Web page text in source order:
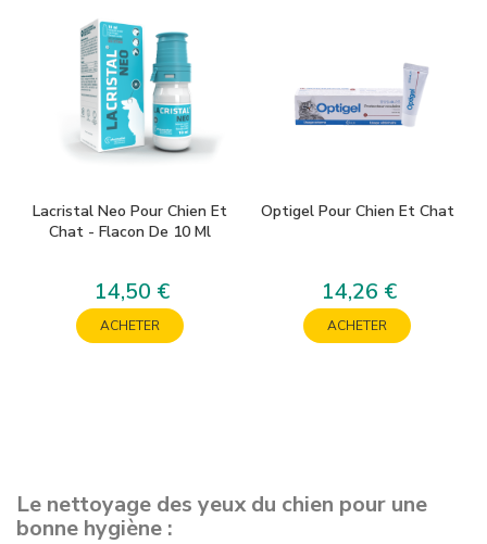
Lacristal Neo Pour Chien Et
Chat - Flacon De 10 Ml
Prix
14,50 €
ACHETER
Optigel Pour Chien Et Chat
Prix
14,26 €
ACHETER
Le nettoyage des yeux du chien pour une
bonne hygiène :